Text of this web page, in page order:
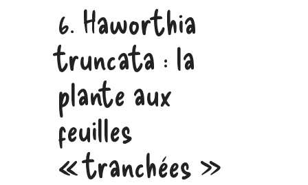
6. Haworthia
truncata : la
plante aux
feuilles
« tranchées »